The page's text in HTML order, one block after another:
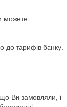
можете
до тарифів банку.
Ви замовляли, і